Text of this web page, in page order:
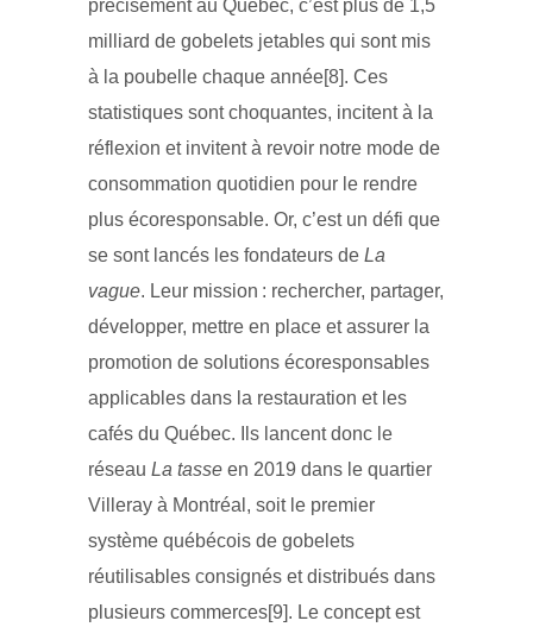
précisément au Québec, c’est plus de 1,5
milliard de gobelets jetables qui sont mis
à la poubelle chaque année[8]. Ces
statistiques sont choquantes, incitent à la
réflexion et invitent à revoir notre mode de
consommation quotidien pour le rendre
plus écoresponsable. Or, c’est un défi que
se sont lancés les fondateurs de La
vague. Leur mission : rechercher, partager,
développer, mettre en place et assurer la
promotion de solutions écoresponsables
applicables dans la restauration et les
cafés du Québec. Ils lancent donc le
réseau La tasse en 2019 dans le quartier
Villeray à Montréal, soit le premier
système québécois de gobelets
réutilisables consignés et distribués dans
plusieurs commerces[9]. Le concept est